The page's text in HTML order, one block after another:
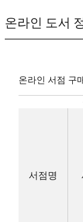
온라인 도서
온라인 서점 구
서점명